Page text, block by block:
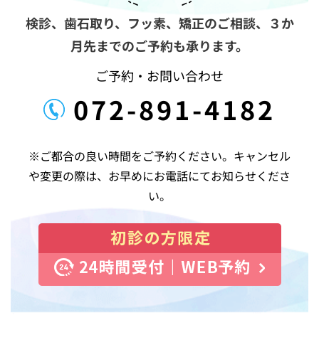
ン
検診、歯石取り、フッ素、矯正のご相談、 ３か
月先までのご予約も承ります。
ご予約・お問い合わせ
072-891-4182
※ご都合の良い時間をご予約ください。キャンセル
や変更の際は、お早めにお電話にてお知らせくださ
い。